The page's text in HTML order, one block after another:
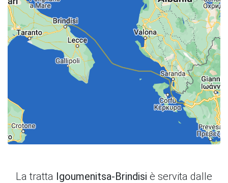
La tratta Igoumenitsa-Brindisi è servita dalle